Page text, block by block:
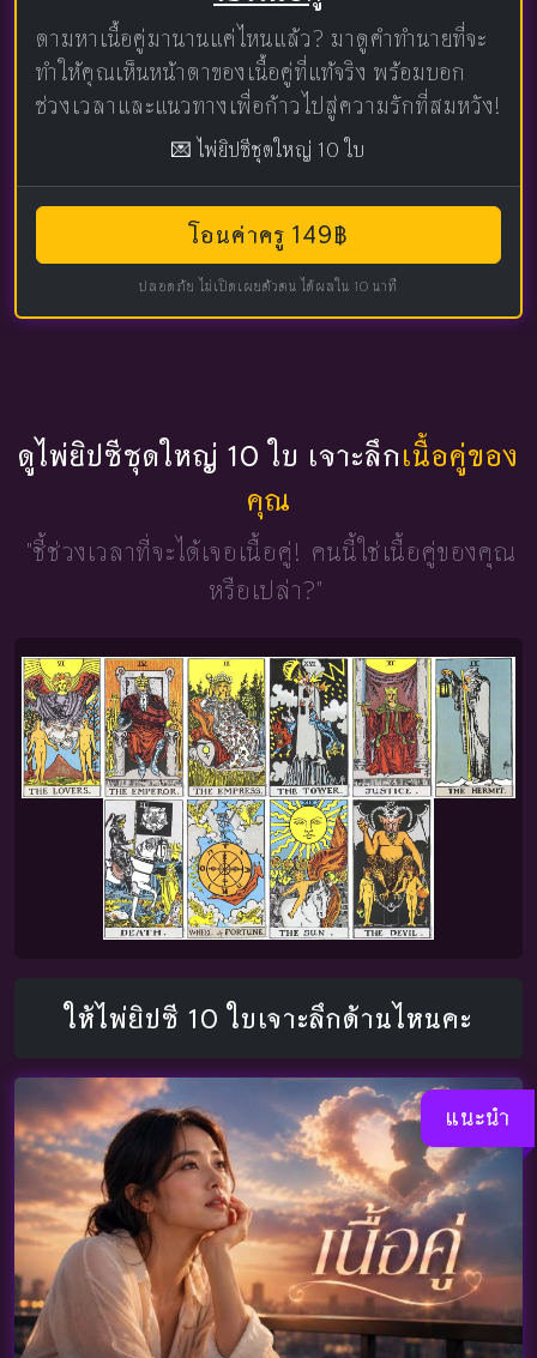
ตามหาเนื้อคู่มานานแค่ไหนแล้ว? มาดูคำทำนายที่จะ
ทำให้คุณเห็นหน้าตาของเนื้อคู่ที่แท้จริง พร้อมบอก
ช่วงเวลาและแนวทางเพื่อก้าวไปสู่ความรักที่สมหวัง!
💌 ไพ่ยิปซีชุดใหญ่ 10 ใบ
โอนค่าครู 149฿
ปลอดภัย ไม่เปิดเผยตัวตน ได้ผลใน 10 นาที
ดูไพ่ยิปซีชุดใหญ่ 10 ใบ เจาะลึกเนื้อคู่ของ
คุณ
"ชี้ช่วงเวลาที่จะได้เจอเนื้อคู่! คนนี้ใช่เนื้อคู่ของคุณ
หรือเปล่า?"
ให้ไพ่ยิปซี 10 ใบเจาะลึกด้านไหนคะ
แนะนำ